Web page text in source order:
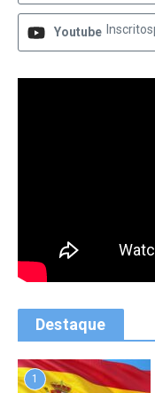
Youtube Inscritos
Destaque
1